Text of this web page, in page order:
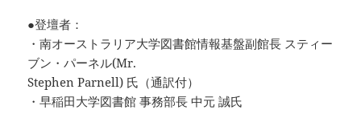
●登壇者：
・南オーストラリア大学図書館情報基盤副館長 スティー
ブン・パーネル(Mr.
Stephen Parnell) 氏（通訳付）
・早稲田大学図書館 事務部長 中元 誠氏